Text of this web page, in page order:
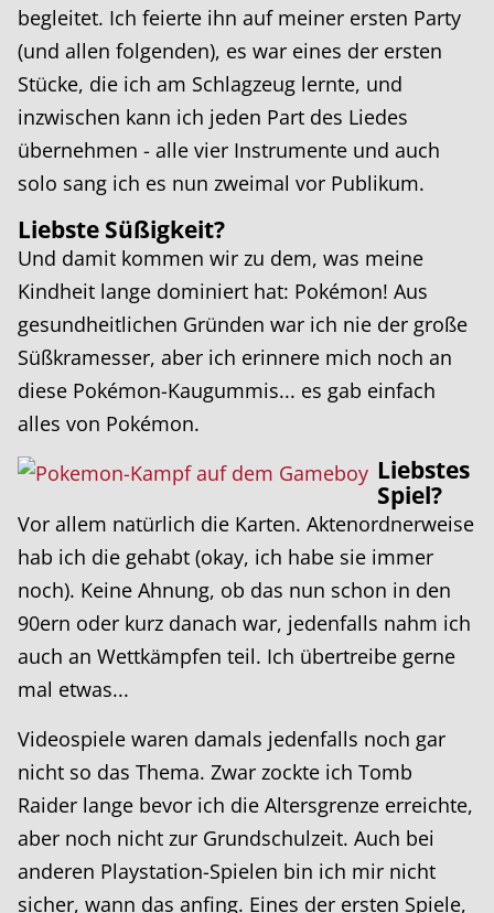
begleitet. Ich feierte ihn auf meiner ersten Party
(und allen folgenden), es war eines der ersten
Stücke, die ich am Schlagzeug lernte, und
inzwischen kann ich jeden Part des Liedes
übernehmen - alle vier Instrumente und auch
solo sang ich es nun zweimal vor Publikum.
Liebste Süßigkeit?
Und damit kommen wir zu dem, was meine
Kindheit lange dominiert hat: Pokémon! Aus
gesundheitlichen Gründen war ich nie der große
Süßkramesser, aber ich erinnere mich noch an
diese Pokémon-Kaugummis... es gab einfach
alles von Pokémon.
Liebstes
Spiel?
Vor allem natürlich die Karten. Aktenordnerweise
hab ich die gehabt (okay, ich habe sie immer
noch). Keine Ahnung, ob das nun schon in den
90ern oder kurz danach war, jedenfalls nahm ich
auch an Wettkämpfen teil. Ich übertreibe gerne
mal etwas...
Videospiele waren damals jedenfalls noch gar
nicht so das Thema. Zwar zockte ich Tomb
Raider lange bevor ich die Altersgrenze erreichte,
aber noch nicht zur Grundschulzeit. Auch bei
anderen Playstation-Spielen bin ich mir nicht
sicher, wann das anfing. Eines der ersten Spiele,